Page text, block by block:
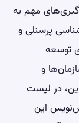
مهم به
پرسنلی و
توسعه
و
در لیست
این